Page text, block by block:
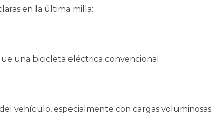
en la última milla:
una bicicleta eléctrica convencional.
vehículo, especialmente con cargas voluminosas.